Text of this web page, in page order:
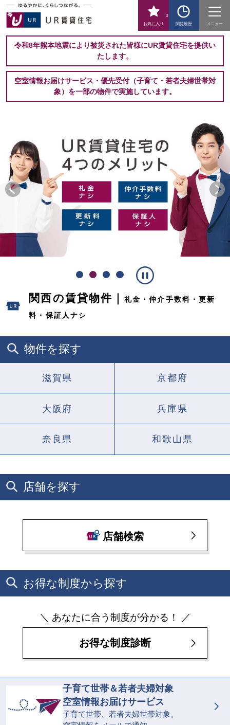
お気に入り
0
閲覧履歴
メニュー
令和8年熊本地震により被災された皆様にUR賃貸住宅を提供い
たします。
空室情報お届けサービス・優先受付（子育て・若者夫婦世帯対
象）を一部の物件で実施しています。
ス
ラ
関西の賃貸物件｜礼金・仲介手数料・更新
料・保証人ナシ
物件を探す
滋賀県 京都府
大阪府 兵庫県
奈良県 和歌山県
店舗を探す
店舗検索
お得な制度から探す
＼ あなたに合う制度が分かる！ ／
お得な制度診断
子育て世帯＆若者夫婦対象
空室情報お届けサービス
子育て世帯、若者夫婦世帯対象。